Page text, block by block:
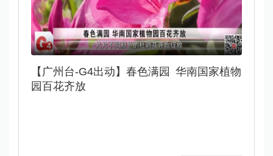
【广州台-G4出动】春色满园 华南国家植物
园百花齐放​